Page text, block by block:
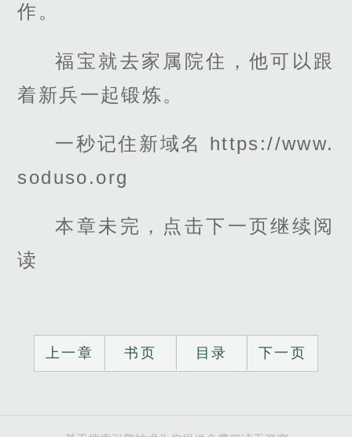
作。
福宝就去家属院住，他可以跟
着新兵一起锻炼。
一秒记住新域名 https://www.
soduso.org
本章未完，点击下一页继续阅
读
上一章 书页 目录 下一页